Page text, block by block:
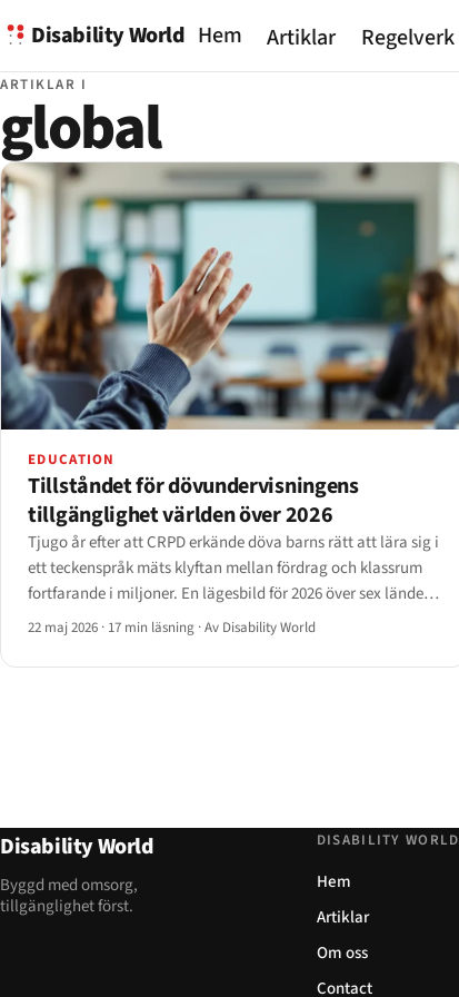
Disability World Hem Artiklar Regelverk
ARTIKLAR I
global
EDUCATION
Tillståndet för dövundervisningens
tillgänglighet världen över 2026
Tjugo år efter att CRPD erkände döva barns rätt att lära sig i
ett teckenspråk mäts klyftan mellan fördrag och klassrum
fortfarande i miljoner. En lägesbild för 2026 över sex länder,
tre undervisningsmodeller och de policymekanismer som
22 maj 2026 · 17 min läsning ·Av Disability World
Disability World
Byggd med omsorg,
tillgänglighet först.
DISABILITY WORLD
Hem
Artiklar
Om oss
Contact